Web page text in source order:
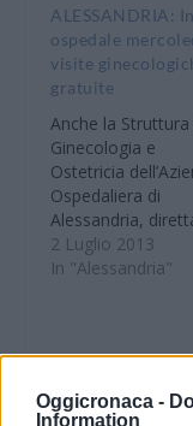
Oggicronaca -
Information
ALESSANDRIA: In
ospedale
visite
gratuite
Anche la Struttura
Ginecologia e
Ostetricia
Ospedaliera di
Alessandria,
Dr. Enrico Rovetta
aderisce all’iniziativa
prevenzione/
e e cura”,
dall’Associazione
2 Luglio 2013
In "Alessandria"